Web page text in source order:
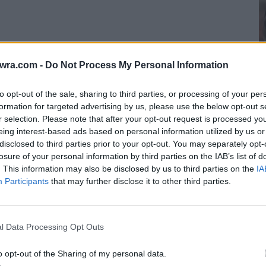
- Do Not Process My Personal Information
opt-out of the sale, sharing to third parties, or processing of your
for targeted advertising by us, please use the below opt-out
selection. Please note that after your opt-out request is processed
interest-based ads based on personal information utilized by us
to third parties prior to your opt-out. You may separately
of your personal information by third parties on the IAB’s list of
This information may also be disclosed by us to third parties on the
Participants that may further disclose it to other third parties.
Data Processing Opt Outs
opt-out of the Sharing of my personal data.
είναι το νησί που φημίζεται για την
που την επισκέπτονται.
δεκαετίες πως όποιο ζευγάρι επισκεφτεί
να παντρευτεί, είτε να χωρίσει.